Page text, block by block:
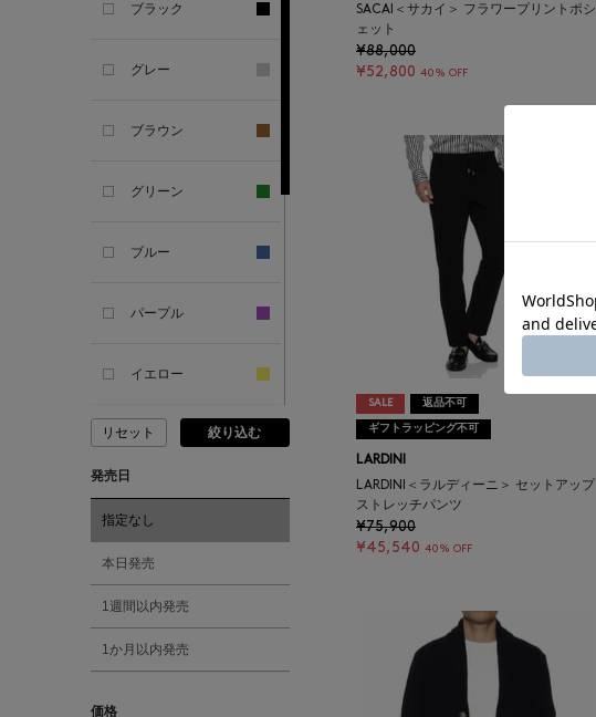
ANCIENT GREEK
ASAUCE MELER
ブラック
グレー
ブラウン
グリーン
ブルー
パープル
イエロー
ピンク
レッド
オレンジ
シルバー
リセット 絞り込む
発売日
指定なし
本日発売
1週間以内発売
1か月以内発売
価格
SACAI＜サカイ＞ フラワープリントポシ
ェット
¥88,000
¥52,800 40% OFF
SALE 返品不可
ギフトラッピング不可
LARDINI
LARDINI＜ラルディーニ＞ セットアップ
ストレッチパンツ
¥75,900
¥45,540 40% OFF